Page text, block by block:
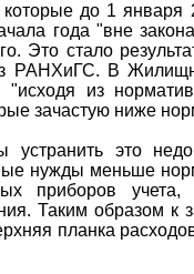
до 1 января
года "вне
Это стало
РАНХиГС. В
"исходя из
зачастую ниже
устранить это
нужды меньше
приборов
Таким образом к
планка